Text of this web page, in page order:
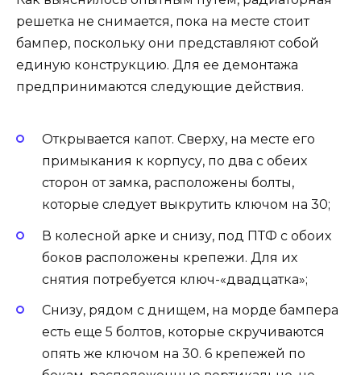
решетка не снимается, пока на месте стоит
бампер, поскольку они представляют собой
единую конструкцию. Для ее демонтажа
предпринимаются следующие действия.
Открывается капот. Сверху, на месте его
примыкания к корпусу, по два с обеих
сторон от замка, расположены болты,
которые следует выкрутить ключом на 30;
В колесной арке и снизу, под ПТФ с обоих
боков расположены крепежи. Для их
снятия потребуется ключ-«двадцатка»;
Снизу, рядом с днищем, на морде бампера
есть еще 5 болтов, которые скручиваются
опять же ключом на 30. 6 крепежей по